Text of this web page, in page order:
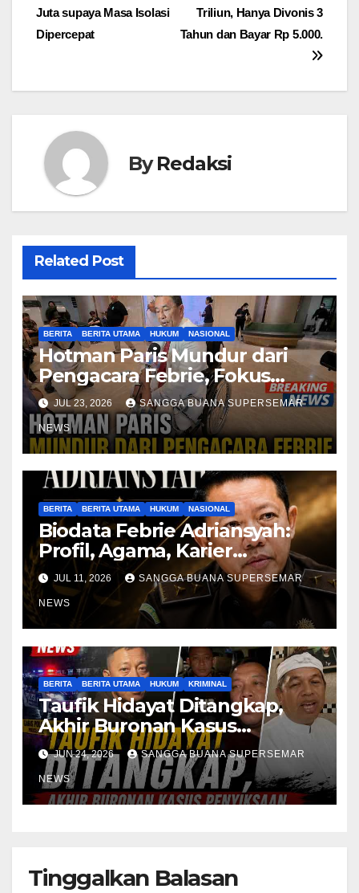
pos
Triliun, Hanya Divonis 3
Tahun dan Bayar Rp 5.000.
Juta supaya Masa Isolasi
Dipercepat
ByRedaksi
Related Post
BERITA BERITA UTAMA HUKUM NASIONAL
Hotman Paris Mundur dari
Pengacara Febrie, Fokus
Berobat
JUL 23, 2026 SANGGA BUANA SUPERSEMAR
NEWS
BERITA BERITA UTAMA HUKUM NASIONAL
Biodata Febrie Adriansyah:
Profil, Agama, Karier
Jampidsus RI
JUL 11, 2026 SANGGA BUANA SUPERSEMAR
NEWS
BERITA BERITA UTAMA HUKUM KRIMINAL
Taufik Hidayat Ditangkap,
Akhir Buronan Kasus
Penyiksaan
JUN 24, 2026 SANGGA BUANA SUPERSEMAR
NEWS
Tinggalkan Balasan